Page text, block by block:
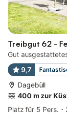
Treibgut 62 -
Gut
9,7
Dagebüll
400 m zur
Platz für 5 Pers.